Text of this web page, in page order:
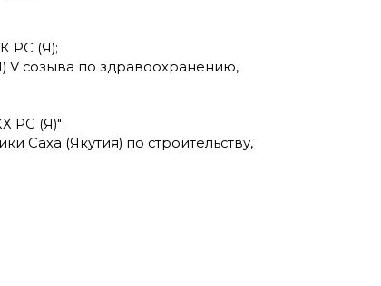
РС (Я);
V созыва по здравоохранению,
РС (Я)";
Саха (Якутия) по строительству,